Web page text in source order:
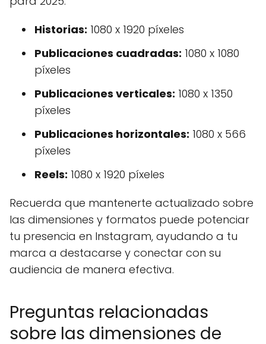
Historias: 1080 x 1920 píxeles
Publicaciones cuadradas: 1080 x 1080
píxeles
Publicaciones verticales: 1080 x 1350
píxeles
Publicaciones horizontales: 1080 x 566
píxeles
Reels: 1080 x 1920 píxeles
Recuerda que mantenerte actualizado sobre
las dimensiones y formatos puede potenciar
tu presencia en Instagram, ayudando a tu
marca a destacarse y conectar con su
audiencia de manera efectiva.
Preguntas relacionadas
sobre las dimensiones de